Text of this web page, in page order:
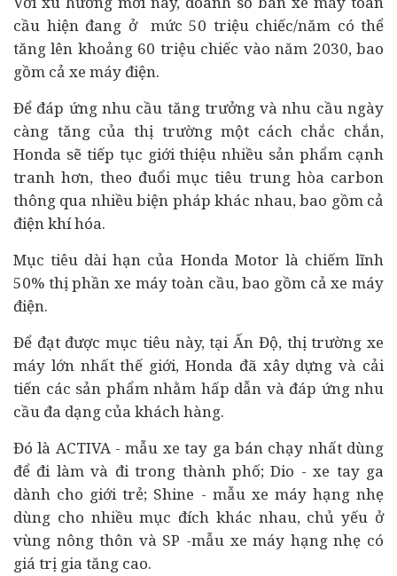
cầu hiện đang ở mức 50 triệu chiếc/năm có thể
tăng lên khoảng 60 triệu chiếc vào năm 2030, bao
gồm cả xe máy điện.
Để đáp ứng nhu cầu tăng trưởng và nhu cầu ngày
càng tăng của thị trường một cách chắc chắn,
Honda sẽ tiếp tục giới thiệu nhiều sản phẩm cạnh
tranh hơn, theo đuổi mục tiêu trung hòa carbon
thông qua nhiều biện pháp khác nhau, bao gồm cả
điện khí hóa.
Mục tiêu dài hạn của Honda Motor là chiếm lĩnh
50% thị phần xe máy toàn cầu, bao gồm cả xe máy
điện.
Để đạt được mục tiêu này, tại Ấn Độ, thị trường xe
máy lớn nhất thế giới, Honda đã xây dựng và cải
tiến các sản phẩm nhằm hấp dẫn và đáp ứng nhu
cầu đa dạng của khách hàng.
Đó là ACTIVA - mẫu xe tay ga bán chạy nhất dùng
để đi làm và đi trong thành phố; Dio - xe tay ga
dành cho giới trẻ; Shine - mẫu xe máy hạng nhẹ
dùng cho nhiều mục đích khác nhau, chủ yếu ở
vùng nông thôn và SP -mẫu xe máy hạng nhẹ có
giá trị gia tăng cao.